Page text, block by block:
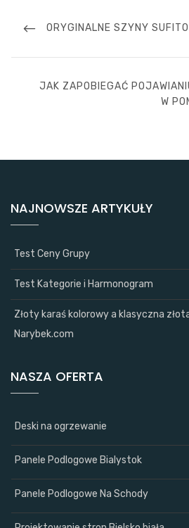
wpisuPREVIOUS
ORYGINALNE SZYNY
NEXT
JAK ZAPOBIEGAĆ
W
NAJNOWSZE ARTYKUŁY
Test Ceny Grupy
Test Kategorie i Harmonogram
Złoty karaś kolorowy a klasyczna
Narybek.com
NASZA OFERTA
Deski na ogrzewanie
Panele Podlogowe Bialystok
Panele Podlogowe Na Schody